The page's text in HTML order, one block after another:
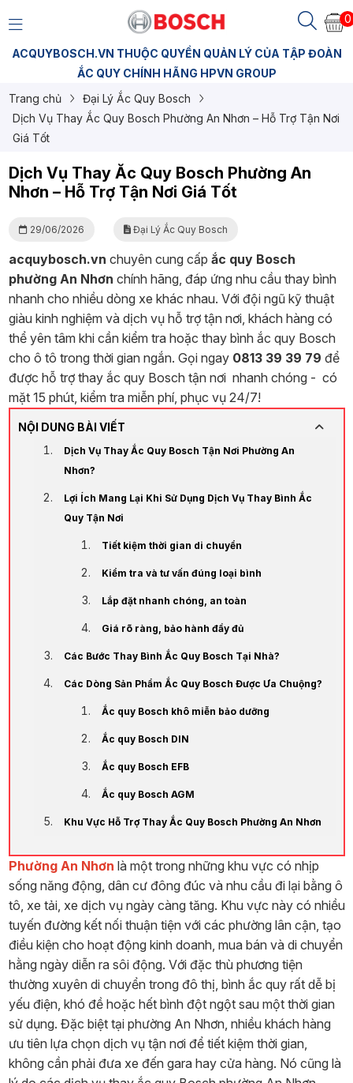
0
ACQUYBOSCH.VN THUỘC QUYỀN QUẢN LÝ CỦA TẬP ĐOÀN
ẮC QUY CHÍNH HÃNG HPVN GROUP
Trang chủ
Đại Lý Ắc Quy Bosch
Dịch Vụ Thay Ắc Quy Bosch Phường An Nhơn – Hỗ Trợ Tận Nơi
Giá Tốt
Dịch Vụ Thay Ắc Quy Bosch Phường An
Nhơn – Hỗ Trợ Tận Nơi Giá Tốt
29/06/2026 Đại Lý Ắc Quy Bosch
acquybosch.vn chuyên cung cấp ắc quy Bosch
phường An Nhơn chính hãng, đáp ứng nhu cầu thay bình
nhanh cho nhiều dòng xe khác nhau. Với đội ngũ kỹ thuật
giàu kinh nghiệm và dịch vụ hỗ trợ tận nơi, khách hàng có
thể yên tâm khi cần kiểm tra hoặc thay bình ắc quy Bosch
cho ô tô trong thời gian ngắn. Gọi ngay 0813 39 39 79 để
được hỗ trợ thay ắc quy Bosch tận nơi nhanh chóng - có
mặt 15 phút, kiểm tra miễn phí, phục vụ 24/7!
NỘI DUNG BÀI VIẾT
Dịch Vụ Thay Ắc Quy Bosch Tận Nơi Phường An
Nhơn?
Lợi Ích Mang Lại Khi Sử Dụng Dịch Vụ Thay Bình Ắc
Quy Tận Nơi
Tiết kiệm thời gian di chuyển
Kiểm tra và tư vấn đúng loại bình
Lắp đặt nhanh chóng, an toàn
Giá rõ ràng, bảo hành đầy đủ
Các Bước Thay Bình Ắc Quy Bosch Tại Nhà?
Các Dòng Sản Phẩm Ắc Quy Bosch Được Ưa Chuộng?
Ắc quy Bosch khô miễn bảo dưỡng
Ắc quy Bosch DIN
Ắc quy Bosch EFB
Ắc quy Bosch AGM
Khu Vực Hỗ Trợ Thay Ắc Quy Bosch Phường An Nhơn
Phường An Nhơn là một trong những khu vực có nhịp
sống năng động, dân cư đông đúc và nhu cầu đi lại bằng ô
tô, xe tải, xe dịch vụ ngày càng tăng. Khu vực này có nhiều
tuyến đường kết nối thuận tiện với các phường lân cận, tạo
điều kiện cho hoạt động kinh doanh, mua bán và di chuyển
hằng ngày diễn ra sôi động. Với đặc thù phương tiện
thường xuyên di chuyển trong đô thị, bình ắc quy rất dễ bị
yếu điện, khó đề hoặc hết bình đột ngột sau một thời gian
sử dụng. Đặc biệt tại phường An Nhơn, nhiều khách hàng
ưu tiên lựa chọn dịch vụ tận nơi để tiết kiệm thời gian,
không cần phải đưa xe đến gara hay cửa hàng. Nó cũng là